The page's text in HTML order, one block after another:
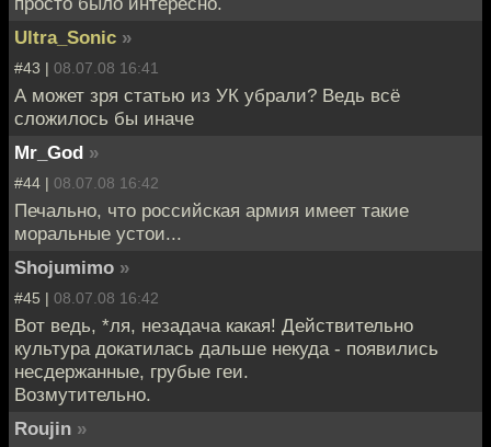
Ultra_Sonic »
#43 | 08.07.08 16:41
А может зря статью из УК убрали? Ведь всё
сложилось бы иначе
Mr_God »
#44 | 08.07.08 16:42
Печально, что российская армия имеет такие
моральные устои...
Shojumimo »
#45 | 08.07.08 16:42
Вот ведь, *ля, незадача какая! Действительно
культура докатилась дальше некуда - появились
несдержанные, грубые геи.
Возмутительно.
Roujin »